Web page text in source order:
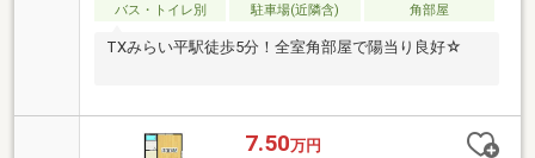
バス・トイレ別
駐車場(近隣含) 角部屋
TXみらい平駅徒歩5分！全室角部屋で陽当り良好☆
7.50万円